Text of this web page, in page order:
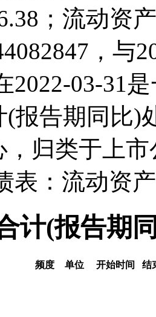
；流动资
，与
2022-03-31
(报告期同比)
，归类于上
表：流动资
计(报告期
频度 单位 开始时间
结